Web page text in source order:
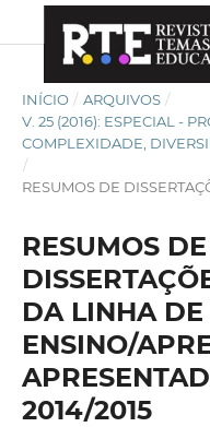
INÍCIO / ARQUIVOS /
V. 25 (2016): ESPECIAL -
COMPLEXIDADE,
/
RESUMOS DE
RESUMOS
DA LINHA DE
ENSINO/
2014/2015